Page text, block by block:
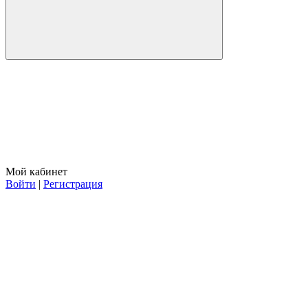
Мой кабинет
Войти | Регистрация